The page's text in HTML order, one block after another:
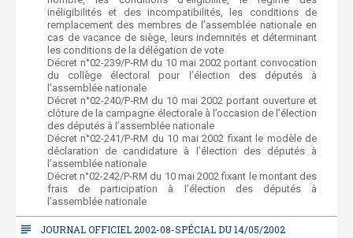
inéligibilités et des incompatibilités, les conditions de
remplacement des membres de l’assemblée nationale en
cas de vacance de siège, leurs indemnités et déterminant
les conditions de la délégation de vote
Décret n°02-239/P-RM du 10 mai 2002 portant convocation
du collège électoral pour l’élection des députés à
l’assemblée nationale
Décret n°02-240/P-RM du 10 mai 2002 portant ouverture et
clôture de la campagne électorale à l’occasion de l’élection
des députés à l’assemblée nationale
Décret n°02-241/P-RM du 10 mai 2002 fixant le modèle de
déclaration de candidature à l’élection des députés à
l’assemblée nationale
Décret n°02-242/P-RM du 10 mai 2002 fixant le montant des
frais de participation à l’élection des députés à
l’assemblée nationale
subject JOURNAL OFFICIEL 2002-08-SPÉCIAL DU 14/05/2002